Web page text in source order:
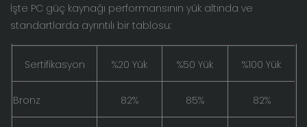
İşte PC güç kaynağı performansının yük altında ve
standartlarda ayrıntılı bir tablosu:
Sertifikasyon %20 Yük %50 Yük %100 Yük
Bronz 82% 85% 82%